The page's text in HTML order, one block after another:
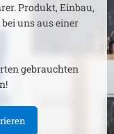
Produkt, Einbau,
uns aus einer
gebrauchten